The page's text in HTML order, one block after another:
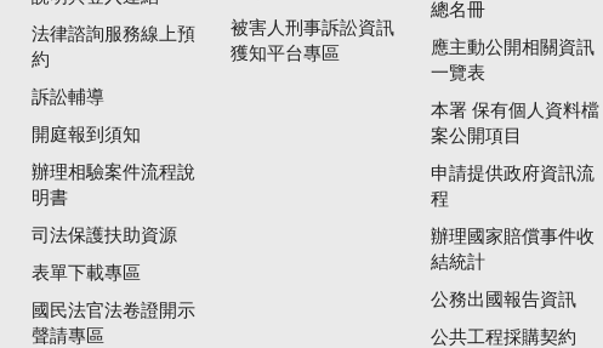
法律諮詢服務線上預
約
訴訟輔導
開庭報到須知
辦理相驗案件流程說
明書
司法保護扶助資源
表單下載專區
國民法官法卷證開示
聲請專區
被害人刑事訴訟資訊
獲知平台專區
總名冊
應主動公開相關資訊
一覽表
本署 保有個人資料檔
案公開項目
申請提供政府資訊流
程
辦理國家賠償事件收
結統計
公務出國報告資訊
公共工程採購契約